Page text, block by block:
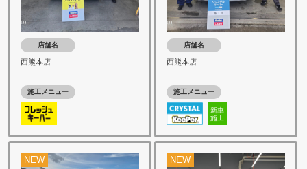
店舗名
西熊本店
施工メニュー
店舗名
西熊本店
施工メニュー
新車
施工
NEW NEW